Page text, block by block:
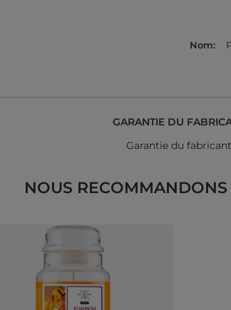
Nom
GARANTIE DU
Garantie du fabricant
NOUS